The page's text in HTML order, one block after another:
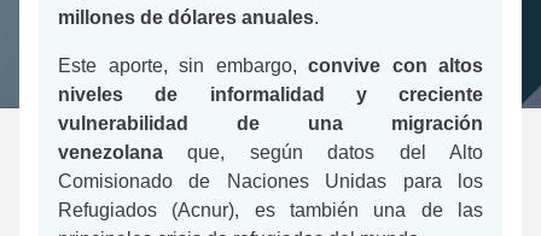
millones de dólares anuales.
Este aporte, sin embargo, convive con altos
niveles de informalidad y creciente
vulnerabilidad de una migración
venezolana que, según datos del Alto
Comisionado de Naciones Unidas para los
Refugiados (Acnur), es también una de las